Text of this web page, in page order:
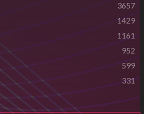
3657
1429
1161
952
599
331